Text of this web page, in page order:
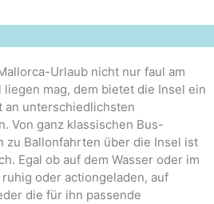
Urlaub nicht nur faul am
liegen mag, dem bietet die Insel ein
an unterschiedlichsten
Von ganz klassischen Bus-
zu Ballonfahrten über die Insel ist
Egal ob auf dem Wasser oder im
oder actiongeladen, auf
die für ihn passende